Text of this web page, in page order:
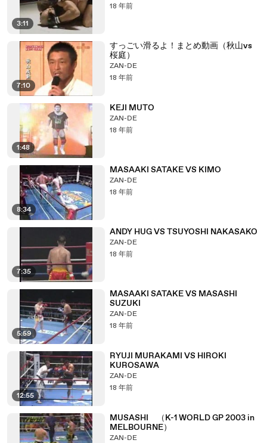
3:11
18 年前
7:10
すっごい滑るよ！まとめ動画（秋山vs
桜庭）
ZAN-DE
18 年前
1:48
KEJI MUTO
ZAN-DE
18 年前
8:34
MASAAKI SATAKE VS KIMO
ZAN-DE
18 年前
7:35
ANDY HUG VS TSUYOSHI NAKASAKO
ZAN-DE
18 年前
5:59
MASAAKI SATAKE VS MASASHI
SUZUKI
ZAN-DE
18 年前
12:55
RYUJI MURAKAMI VS HIROKI
KUROSAWA
ZAN-DE
18 年前
MUSASHI （K-1 WORLD GP 2003 in
MELBOURNE）
ZAN-DE